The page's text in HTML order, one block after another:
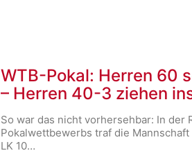
WTB-Pokal: Herren 60
– Herren 40-3 ziehen
So war das nicht vorhersehbar: In
Pokalwettbewerbs traf die
LK 10…